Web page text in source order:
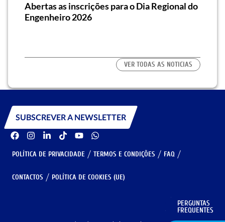
Abertas as inscrições para o Dia Regional do
Engenheiro 2026
VER TODAS AS NOTICIAS
PERGUNTAS
FREQUENTES
SUBSCREVER A NEWSLETTER
POLÍTICA DE PRIVACIDADE TERMOS E CONDIÇÕES FAQ
CONTACTOS POLÍTICA DE COOKIES (UE)
GERIR COOKIES